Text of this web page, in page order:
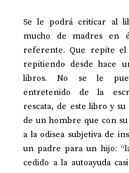
Se le podrá criticar al
mucho de madres en
referente. Que repite el
repitiendo desde hace
libros. No se le
entretenido de la
rescata, de este libro y
de un hombre que con
a la odisea subjetiva de
un padre para un hijo:
cedido a la autoayuda